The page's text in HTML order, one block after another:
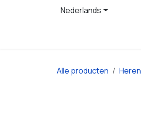
Overslaan naar inhoudNederlands
Alle producten Heren